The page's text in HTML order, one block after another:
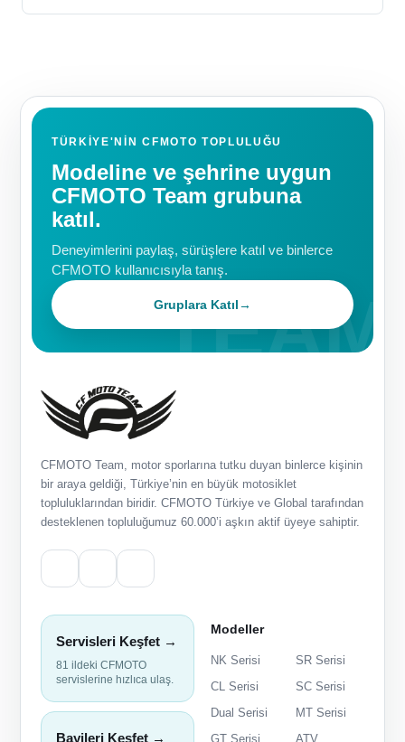
TÜRKIYE'NIN CFMOTO TOPLULUĞU
Modeline ve şehrine uygun
CFMOTO Team grubuna
katıl.
Deneyimlerini paylaş, sürüşlere katıl ve binlerce
CFMOTO kullanıcısıyla tanış.
Gruplara Katıl→
CFMOTO Team, motor sporlarına tutku duyan binlerce kişinin
bir araya geldiği, Türkiye’nin en büyük motosiklet
topluluklarından biridir. CFMOTO Türkiye ve Global tarafından
desteklenen topluluğumuz 60.000’i aşkın aktif üyeye sahiptir.
Servisleri Keşfet →
81 ildeki CFMOTO
servislerine hızlıca ulaş.
Bayileri Keşfet →
Modeller
NK Serisi
SR Serisi
CL Serisi
SC Serisi
Dual Serisi
MT Serisi
GT Serisi
ATV